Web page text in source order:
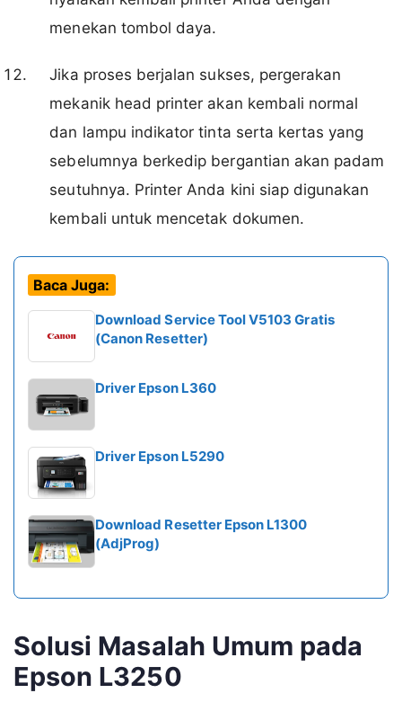
menekan tombol daya.
Jika proses berjalan sukses, pergerakan
mekanik head printer akan kembali normal
dan lampu indikator tinta serta kertas yang
sebelumnya berkedip bergantian akan padam
seutuhnya. Printer Anda kini siap digunakan
kembali untuk mencetak dokumen.
Baca Juga:
Download Service Tool V5103 Gratis
(Canon Resetter)
Driver Epson L360
Driver Epson L5290
Download Resetter Epson L1300
(AdjProg)
Solusi Masalah Umum pada
Epson L3250